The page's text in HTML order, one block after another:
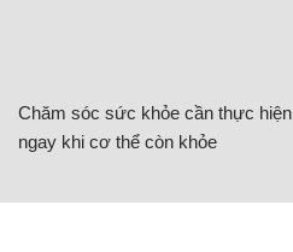
Chăm sóc sức khỏe cần thực hiện
ngay khi cơ thể còn khỏe